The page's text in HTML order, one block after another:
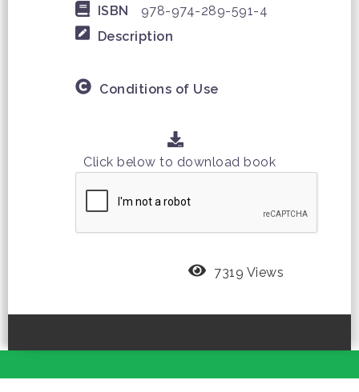
ISBN
978-974-289-591-4
Description
Conditions of Use
Click below to download book
7319 Views